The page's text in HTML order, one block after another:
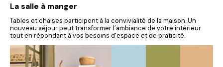
La salle à manger
Tables et chaises participent à la convivialité de la maison. Un
nouveau séjour peut transformer l’ambiance de votre intérieur
tout en répondant à vos besoins d’espace et de praticité.